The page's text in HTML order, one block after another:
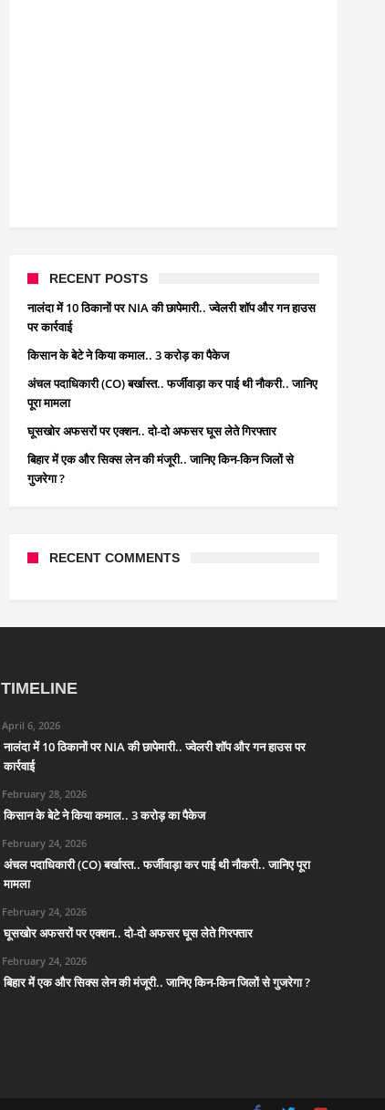
RECENT POSTS
नालंदा में 10 ठिकानों पर NIA की छापेमारी.. ज्वेलरी शॉप और गन हाउस
पर कार्रवाई
किसान के बेटे ने किया कमाल.. 3 करोड़ का पैकेज
अंचल पदाधिकारी (CO) बर्खास्त.. फर्जीवाड़ा कर पाई थी नौकरी.. जानिए
पूरा मामला
घूसखोर अफसरों पर एक्शन.. दो-दो अफसर घूस लेते गिरफ्तार
बिहार में एक और सिक्स लेन की मंजूरी.. जानिए किन-किन जिलों से
गुजरेगा ?
RECENT COMMENTS
TIMELINE
April 6, 2026
नालंदा में 10 ठिकानों पर NIA की छापेमारी.. ज्वेलरी शॉप और गन हाउस पर
कार्रवाई
February 28, 2026
किसान के बेटे ने किया कमाल.. 3 करोड़ का पैकेज
February 24, 2026
अंचल पदाधिकारी (CO) बर्खास्त.. फर्जीवाड़ा कर पाई थी नौकरी.. जानिए पूरा
मामला
February 24, 2026
घूसखोर अफसरों पर एक्शन.. दो-दो अफसर घूस लेते गिरफ्तार
February 24, 2026
बिहार में एक और सिक्स लेन की मंजूरी.. जानिए किन-किन जिलों से गुजरेगा ?